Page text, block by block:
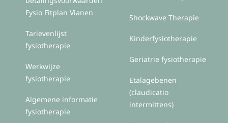
Fysio Fitplan Vianen
Tarievenlijst
fysiotherapie
Werkwijze
fysiotherapie
Algemene informatie
fysiotherapie
Shockwave Therapie
Kinderfysiotherapie
Geriatrie fysiotherapie
Etalagebenen
(claudicatio
intermittens)